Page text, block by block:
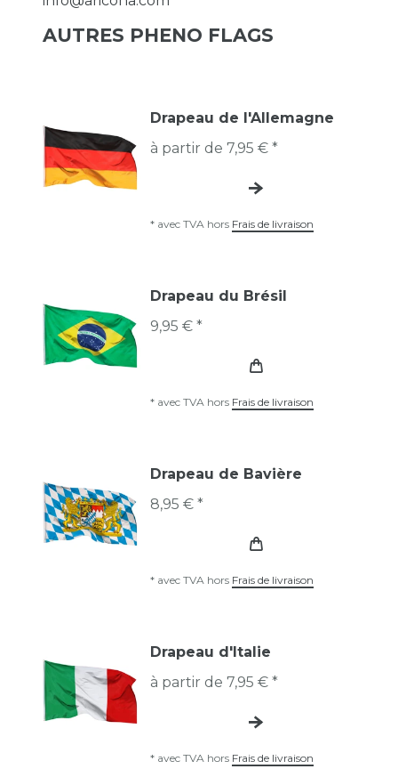
AUTRES PHENO FLAGS
Drapeau de l'Allemagne
à partir de 7,95 € *
* avec TVA hors Frais de livraison
Drapeau du Brésil
9,95 € *
* avec TVA hors Frais de livraison
Drapeau de Bavière
8,95 € *
* avec TVA hors Frais de livraison
Drapeau d'Italie
à partir de 7,95 € *
* avec TVA hors Frais de livraison